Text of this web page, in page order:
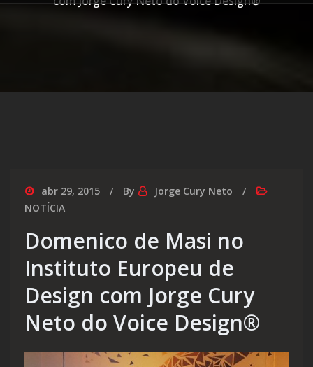
abr 29, 2015 By
Jorge Cury Neto
NOTÍCIA
Domenico de Masi no
Instituto Europeu de
Design com Jorge Cury
Neto do Voice Design®